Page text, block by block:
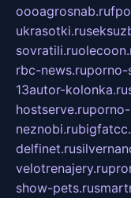
oooagrosnab.ru
ukrasotki.ru
sovratili.ru
rbc-news.ruporno-
13autor-kolonka.ru
hostserve.ru
neznobi.ru
delfinet.ru
velotrenajery.ru
show-pets.ru